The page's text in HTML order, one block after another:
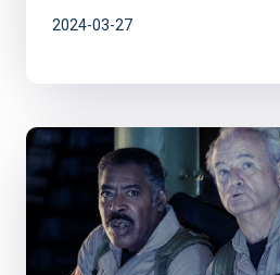
2024-03-27